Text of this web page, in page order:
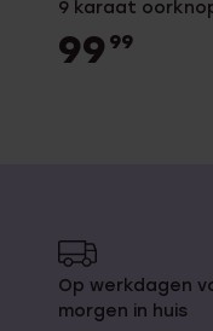
9 karaat
99 99
Op werkdagen
morgen in huis